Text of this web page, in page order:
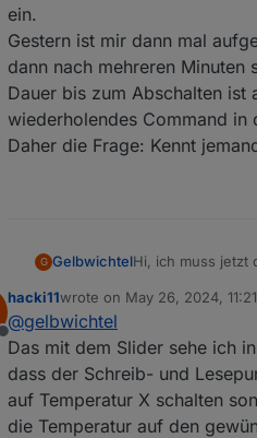
ein.
Gestern ist mir dann mal
dann nach mehreren
Dauer bis zum Abschalten ist
wiederholendes Command in
Daher die Frage: Kennt
G GelbwichtelHi, ich muss jetzt
DS18B20.
Auf den ersten
Mir ist nur
Wenn über das
zunächst
Gestern ist mir
Offline
hacki11wrote on May 26, 2024,
last edited by
@gelbwichtel
Das mit dem Slider sehe ich
dass der Schreib- und
auf Temperatur X schalten
die Temperatur auf den